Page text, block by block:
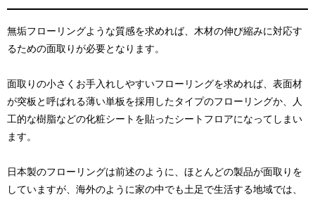
無垢フローリングような質感を求めれば、木材の伸び縮みに対応す
るための面取りが必要となります。
面取りの小さくお手入れしやすいフローリングを求めれば、表面材
が突板と呼ばれる薄い単板を採用したタイプのフローリングか、人
工的な樹脂などの化粧シートを貼ったシートフロアになってしまい
ます。
日本製のフローリングは前述のように、ほとんどの製品が面取りを
していますが、海外のように家の中でも土足で生活する地域では、